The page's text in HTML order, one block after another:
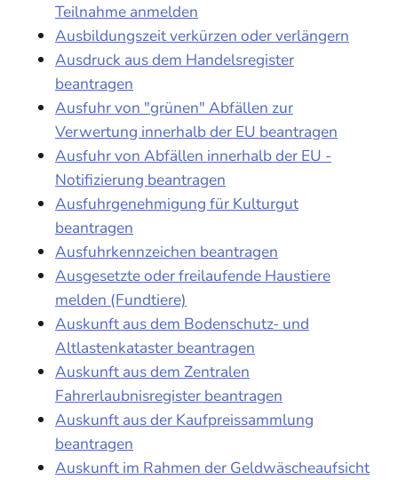
Teilnahme anmelden
Ausbildungszeit verkürzen oder verlängern
Ausdruck aus dem Handelsregister
beantragen
Ausfuhr von "grünen" Abfällen zur
Verwertung innerhalb der EU beantragen
Ausfuhr von Abfällen innerhalb der EU -
Notifizierung beantragen
Ausfuhrgenehmigung für Kulturgut
beantragen
Ausfuhrkennzeichen beantragen
Ausgesetzte oder freilaufende Haustiere
melden (Fundtiere)
Auskunft aus dem Bodenschutz- und
Altlastenkataster beantragen
Auskunft aus dem Zentralen
Fahrerlaubnisregister beantragen
Auskunft aus der Kaufpreissammlung
beantragen
Auskunft im Rahmen der Geldwäscheaufsicht